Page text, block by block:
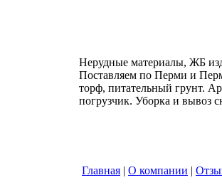
Нерудные материалы, ЖБ
Поставляем по Перми и
торф, питательный грунт.
погрузчик. Уборка и вывоз
Главная | О компании |